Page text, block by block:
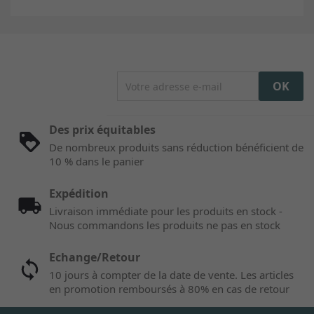
Des prix équitables
De nombreux produits sans réduction bénéficient de
10 % dans le panier
Expédition
Livraison immédiate pour les produits en stock -
Nous commandons les produits ne pas en stock
Echange/Retour
10 jours à compter de la date de vente. Les articles
en promotion remboursés à 80% en cas de retour